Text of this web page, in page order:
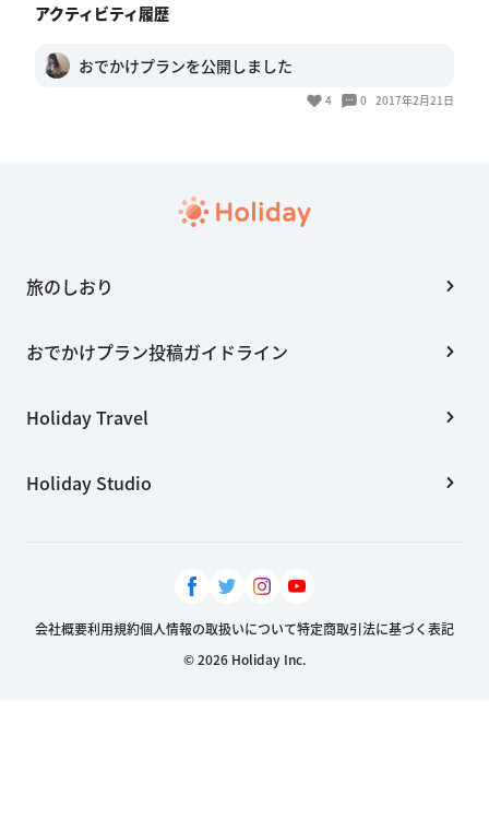
アクティビティ履歴
おでかけプランを公開しました
4 0 2017年2月21日
旅のしおり
おでかけプラン投稿ガイドライン
Holiday Travel
Holiday Studio
会社概要利用規約個人情報の取扱いについて特定商取引法に基づく表記
© 2026 Holiday Inc.